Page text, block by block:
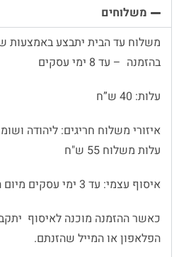
משלוחים
משלוח עד הבית יתבצע באמצעות
בהזמנה – עד 8 ימי עסקים
עלות: 40 ש”ח
איזורי משלוח חריגים: ליהודה
עלות משלוח 55 ש"ח
איסוף עצמי: עד 3 ימי עסקים מיום ההזמנה
כאשר ההזמנה מוכנה לאיסוף
הפלאפון או המייל שהזנתם.